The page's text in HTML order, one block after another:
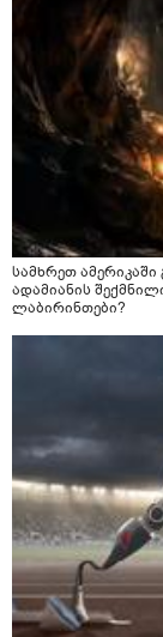
სამხრეთ ამერიკაში
ადამიანის
ლაბირინთები?